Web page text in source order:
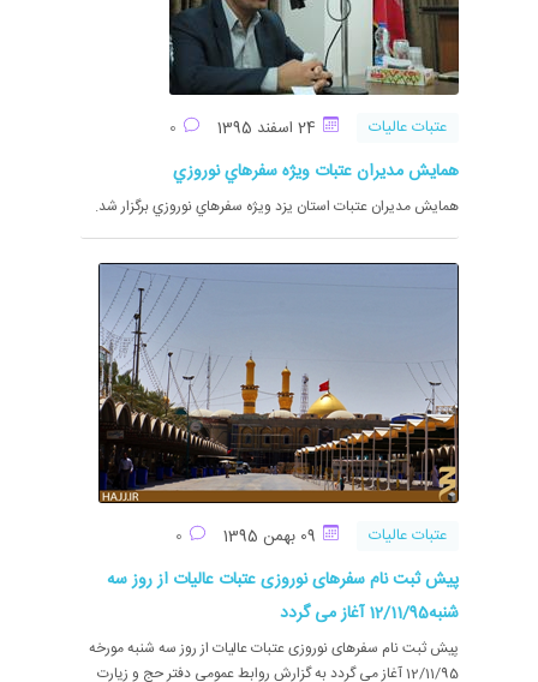
عتبات عالیات
همايش مديران عتبات ويژه سفرهاي نوروزي
همايش مديران عتبات استان يزد ويژه سفرهاي نوروزي برگزار شد.
عتبات عالیات
پیش ثبت نام سفرهای نوروزی عتبات عالیات از روز سه
شنبه12/11/95 آغاز می گردد
پیش ثبت نام سفرهای نوروزی عتبات عالیات از روز سه شنبه مورخه
12/11/95 آغاز می گردد به گزارش روابط عمومی دفتر حج و زیارت